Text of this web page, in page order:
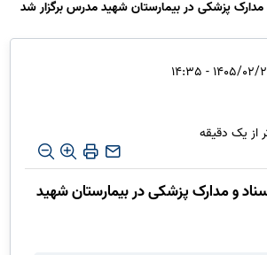
مدارک پزشکی در بیمارستان شهید مدرس برگزار شد
از یک دقیقه
و مدارک پزشکی در بیمارستان شهید